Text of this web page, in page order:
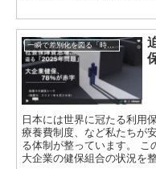
一瞬で差別化を図る「時事ネタトーク」
日本には世界に冠たる利用
療養費制度、など私たちが
る体制が整っています。 こ
大企業の健保組合の状況を